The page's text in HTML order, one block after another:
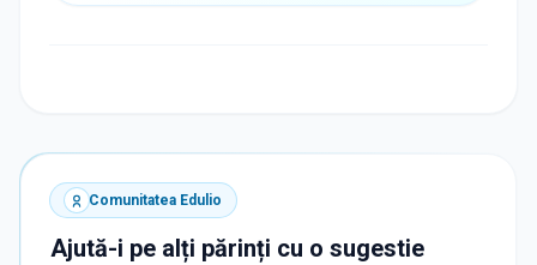
Comunitatea Edulio
Ajută-i pe alți părinți cu o sugestie